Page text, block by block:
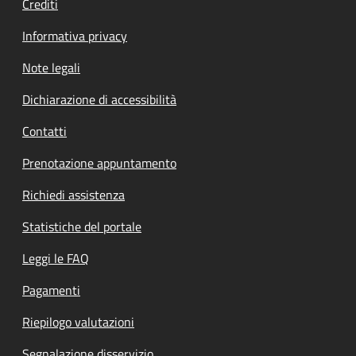
Informativa privacy
Note legali
Dichiarazione di accessibilità
Contatti
Prenotazione appuntamento
Richiedi assistenza
Statistiche del portale
Leggi le FAQ
Pagamenti
Riepilogo valutazioni